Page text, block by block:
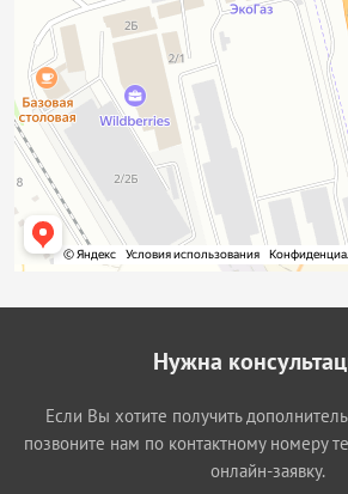
Нужна
Если Вы хотите получить
позвоните нам по контактному номеру
онлайн-заявку.